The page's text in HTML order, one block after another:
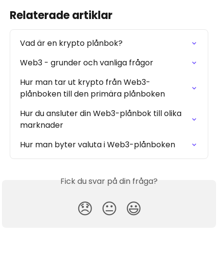
Relaterade artiklar
Vad är en krypto plånbok?
Web3 - grunder och vanliga frågor
Hur man tar ut krypto från Web3-
plånboken till den primära plånboken
Hur du ansluter din Web3-plånbok till olika
marknader
Hur man byter valuta i Web3-plånboken
Fick du svar på din fråga?
😞 😐 😃